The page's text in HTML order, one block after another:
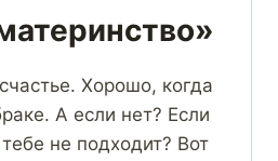
Хорошо, когда
А если нет? Если
не подходит? Вот